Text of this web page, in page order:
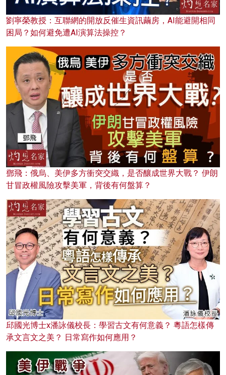
劉寧榮教授：互聯網的開放反催生資訊繭房，AI能避開相同
困局？如何避免遭AI演算法操控？
鄧飛：俄烏、美伊多方衝突交織，是否釀成世界大戰？ 伊朗
甘冒政權風險攻擊美軍，背後有何盤算？
邱國光博士x潘詠儀校長：學習古文有何意義？ 粵語怎樣傳
承文言文之美？ 日常寫作如何應用？